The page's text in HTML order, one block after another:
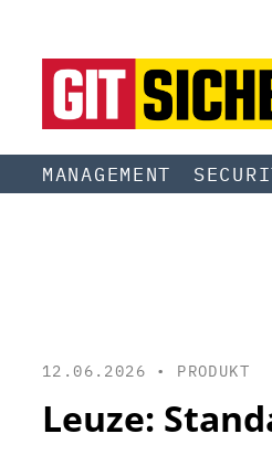
MANAGEMENT
12.06.2026 • PRODUKT
Leuze: